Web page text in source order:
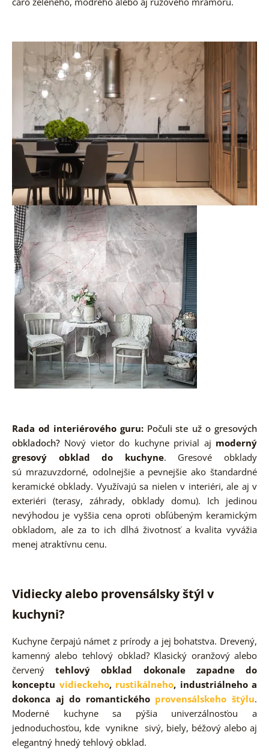
Rada od interiérového guru:Počuli ste už o gresových
obkladoch? Nový vietor do kuchyne privial aj moderný
gresový obklad do kuchyne. Gresové obklady
sú mrazuvzdorné, odolnejšie a pevnejšie ako štandardné
keramické obklady. Využívajú sa nielen v interiéri, ale aj v
exteriéri (terasy, záhrady, obklady domu). Ich jedinou
nevýhodou je vyššia cena oproti obľúbeným keramickým
obkladom, ale za to ich dlhá životnosť a kvalita vyvážia
menej atraktívnu cenu.
Vidiecky alebo provensálsky štýl v
kuchyni?
Kuchyne čerpajú námet z prírody a jej bohatstva. Drevený,
kamenný alebo tehlový obklad? Klasický oranžový alebo
červenýtehlový obklad dokonale zapadne do
konceptu vidieckeho, rustikálneho, industriálneho a
dokonca aj do romantického provensálskeho štýlu.
Moderné kuchyne sa pýšia univerzálnosťou a
jednoduchosťou, kde vynikne sivý, biely, béžový alebo aj
elegantný hnedý tehlový obklad.